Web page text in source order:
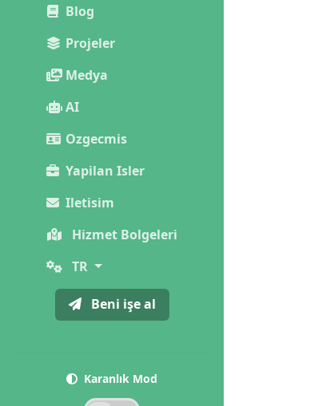
Blog
Projeler
Medya
AI
Ozgecmis
Yapilan Isler
Iletisim
Hizmet Bolgeleri
TR
Beni işe al
Karanlık Mod